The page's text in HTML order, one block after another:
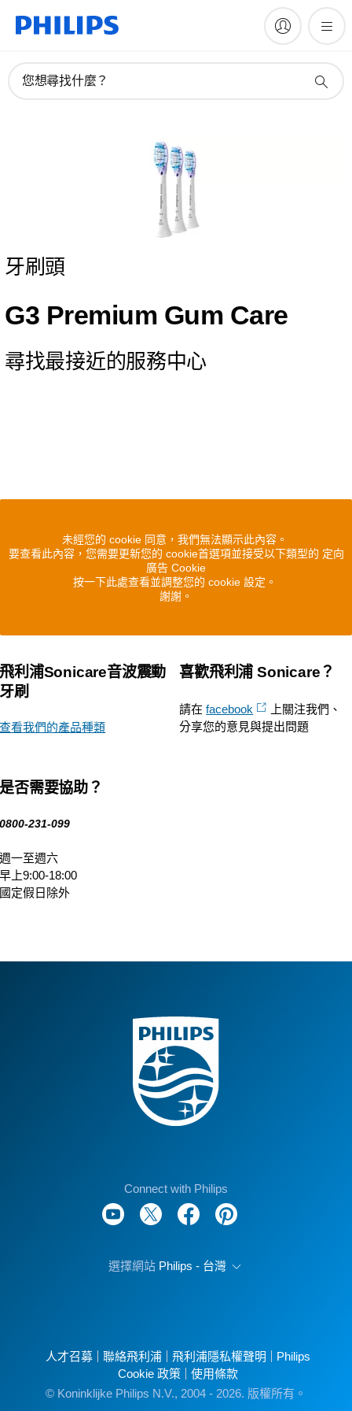
您想尋找什麼？
牙刷頭
G3 Premium Gum Care
尋找最接近的服務中心
未經您的 cookie 同意，我們無法顯示此內容。
要查看此內容，您需要更新您的 cookie首選項並接受以下類型的 定向
廣告 Cookie
按一下此處查看並調整您的 cookie 設定。
謝謝。
飛利浦Sonicare音波震動
牙刷
查看我們的產品種類
喜歡飛利浦 Sonicare？
請在facebook
上關注我們、
分享您的意見與提出問題
是否需要協助？
0800-231-099
週一至週六
早上9:00-18:00
國定假日除外
Connect with Philips
選擇網站 Philips - 台灣
人才召募 聯絡飛利浦 飛利浦隱私權聲明
Philips
Cookie 政策
使用條款
© Koninklijke Philips N.V., 2004 - 2026. 版權所有。